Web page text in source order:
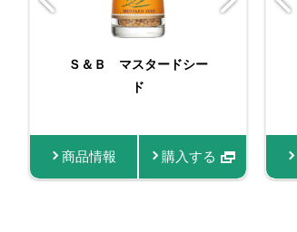
Ｓ＆Ｂ マスタードシー
ド
商品情報 購入する
バリュースパイスパセリ
商品情報